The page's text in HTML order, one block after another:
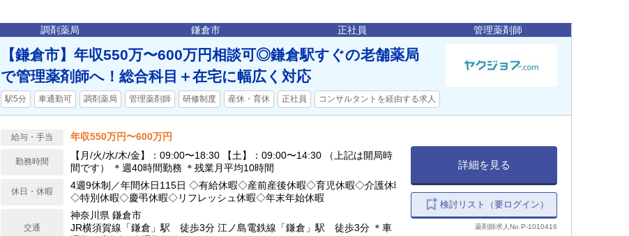
調剤薬局 鎌倉市 正社員 管理薬剤師
【鎌倉市】年収550万〜600万円相談可◎鎌倉駅すぐの老舗薬局
で管理薬剤師へ！総合科目＋在宅に幅広く対応
駅5分 車通勤可 調剤薬局 管理薬剤師 研修制度 産休・育休 正社員 コンサルタントを経由する求人
給与・手当 年収550万円〜600万円
勤務時間
【月/火/水/木/金】：09:00〜18:30 【土】：09:00〜14:30 （上記は開局時
間です） ＊週40時間勤務 ＊残業月平均10時間
休日・休暇
4週9休制／年間休日115日 ◇有給休暇◇産前産後休暇◇育児休暇◇介護休暇
◇特別休暇◇慶弔休暇◇リフレッシュ休暇◇年末年始休暇
交通
神奈川県 鎌倉市
JR横須賀線「鎌倉」駅 徒歩3分 江ノ島電鉄線「鎌倉」駅 徒歩3分 ＊車
詳細を見る
検討リスト（要ログイン）
薬剤師求人No.P-1010416